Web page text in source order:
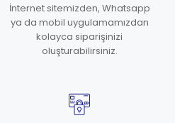
İnternet sitemizden, Whatsapp
ya da mobil uygulamamızdan
kolayca siparişinizi
oluşturabilirsiniz.